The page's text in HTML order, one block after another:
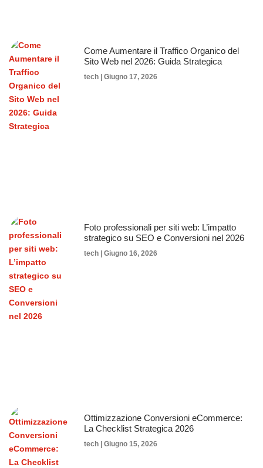
Come Aumentare il Traffico Organico del
Sito Web nel 2026: Guida Strategica
tech Giugno 17, 2026
Foto professionali per siti web: L’impatto
strategico su SEO e Conversioni nel 2026
tech Giugno 16, 2026
Ottimizzazione Conversioni eCommerce:
La Checklist Strategica 2026
tech Giugno 15, 2026